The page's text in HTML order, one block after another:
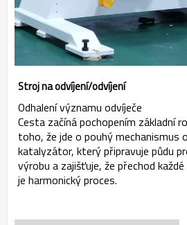
Stroj na odvíjení/odvíjení
Odhalení významu odvíječe
Cesta začíná pochopením základní
toho, že jde o pouhý mechanismus
katalyzátor, který připravuje půdu
výrobu a zajišťuje, že přechod
je harmonický proces.